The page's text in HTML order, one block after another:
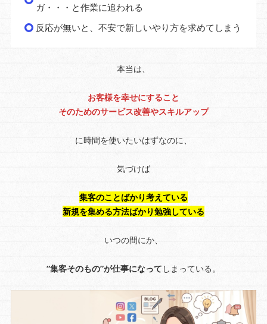
ガ・・・と作業に追われる
反応が無いと、不安で新しいやり方を求めてしまう
本当は、
お客様を幸せにすること
そのためのサービス改善やスキルアップ
に時間を使いたいはずなのに、
気づけば
集客のことばかり考えている
新規を集める方法ばかり勉強している
いつの間にか、
“集客そのもの”が仕事になって しまっている。